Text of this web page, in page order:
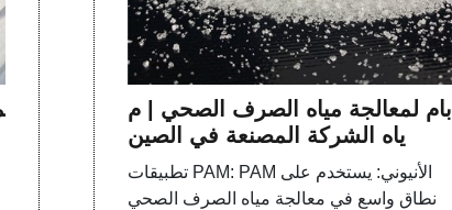
بام لمعالجة مياه الصرف الصحي | م
ياه الشركة المصنعة في الصين
تطبيقات PAM: PAM الأنيوني: يستخدم على
نطاق واسع في معالجة مياه الصرف الصحي